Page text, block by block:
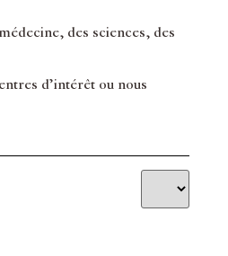
des sciences, des
d’intérêt ou nous